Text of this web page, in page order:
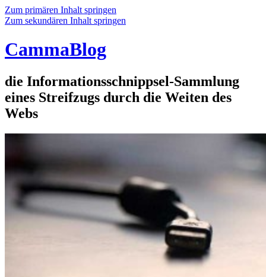
Zum primären Inhalt springen
Zum sekundären Inhalt springen
CammaBlog
die Informationsschnippsel-Sammlung
eines Streifzugs durch die Weiten des
Webs